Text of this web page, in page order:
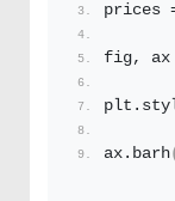
prices
fig,
plt.
ax. barh